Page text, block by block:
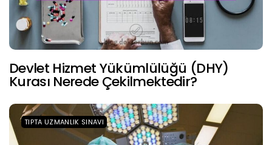
Devlet Hizmet Yükümlülüğü (DHY)
Kurası Nerede Çekilmektedir?
TIPTA UZMANLIK SINAVI